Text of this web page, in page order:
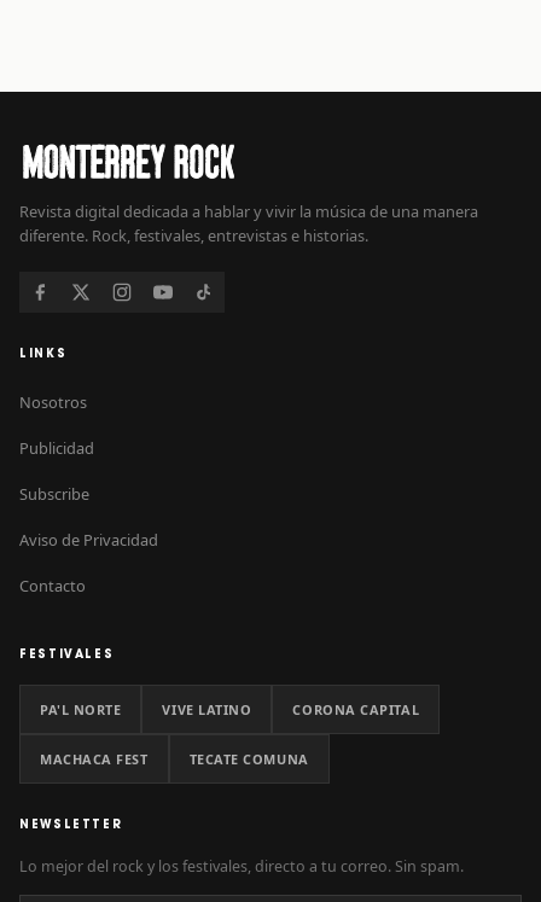
Revista digital dedicada a hablar y vivir la música de una manera
diferente. Rock, festivales, entrevistas e historias.
LINKS
Nosotros
Publicidad
Subscribe
Aviso de Privacidad
Contacto
FESTIVALES
PA'L NORTE VIVE LATINO CORONA CAPITAL
MACHACA FEST TECATE COMUNA
NEWSLETTER
Lo mejor del rock y los festivales, directo a tu correo. Sin spam.